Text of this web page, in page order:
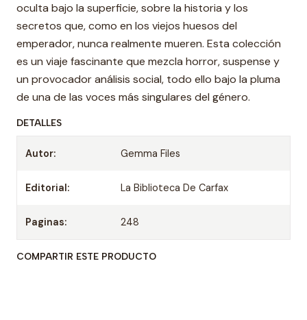
oculta bajo la superficie, sobre la historia y los
secretos que, como en los viejos huesos del
emperador, nunca realmente mueren. Esta colección
es un viaje fascinante que mezcla horror, suspense y
un provocador análisis social, todo ello bajo la pluma
de una de las voces más singulares del género.
DETALLES
Autor: Gemma Files
Editorial: La Biblioteca De Carfax
Paginas: 248
COMPARTIR ESTE PRODUCTO